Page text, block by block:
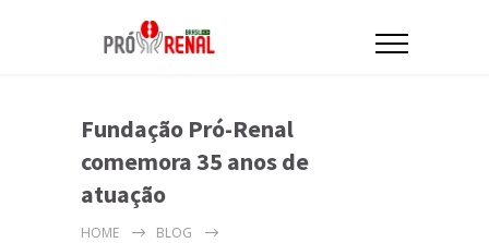
Fundação Pró-Renal
comemora 35 anos de
atuação
HOME
BLOG